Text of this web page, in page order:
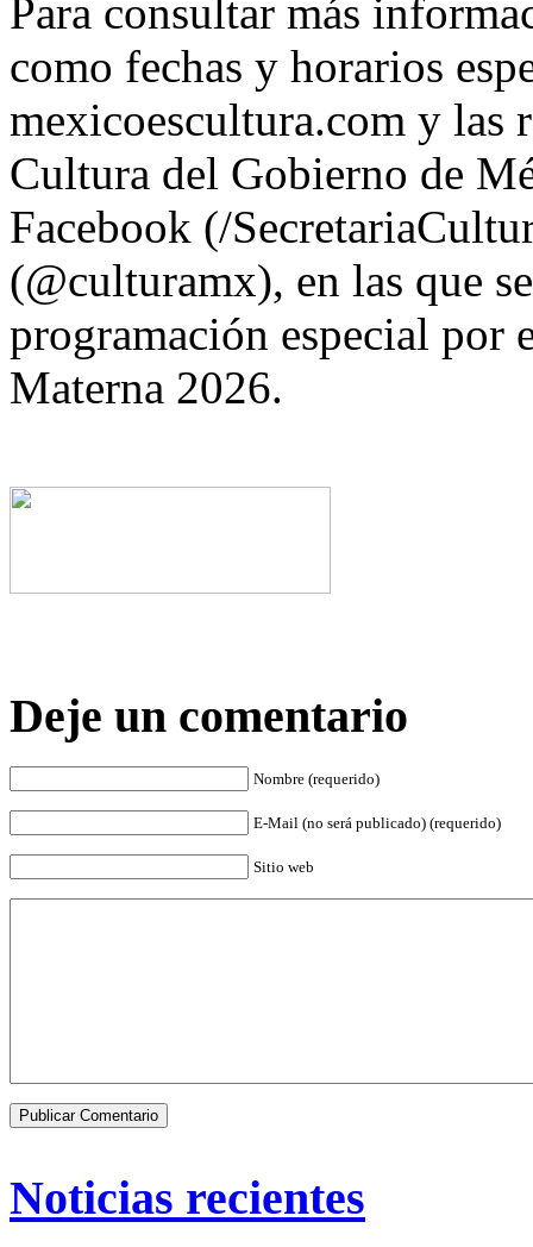
Para consultar más
como fechas y horarios
mexicoescultura.com y las
Cultura del Gobierno de
Facebook (/
(@culturamx), en las que
programación especial por
Materna 2026.
Deje un comentario
Nombre (requerido)
E-Mail (no será publicado) (requerido)
Sitio web
Noticias recientes